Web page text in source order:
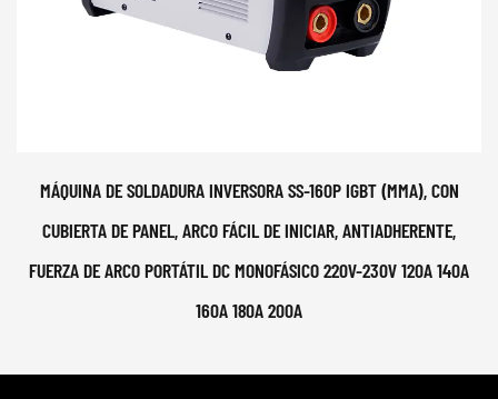
MÁQUINA DE SOLDADURA INVERSORA SS-160P IGBT (MMA), CON
CUBIERTA DE PANEL, ARCO FÁCIL DE INICIAR, ANTIADHERENTE,
FUERZA DE ARCO PORTÁTIL DC MONOFÁSICO 220V-230V 120A 140A
160A 180A 200A